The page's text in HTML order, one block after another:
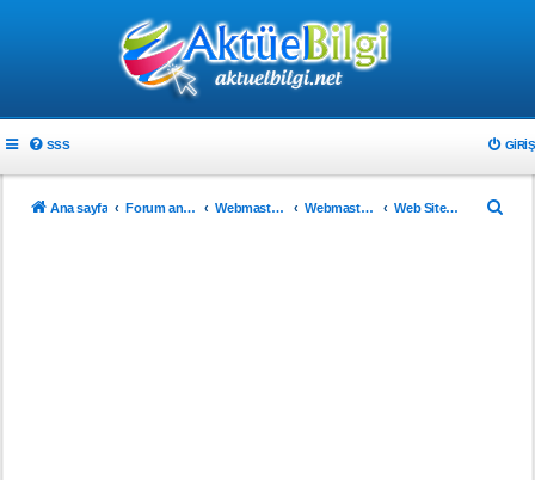
SSS GIRIŞ
Ana sayfa Forum ana sayfa Webmaster & Tasarım Webmasterlar için Web Sitenizi Tanıtın..!